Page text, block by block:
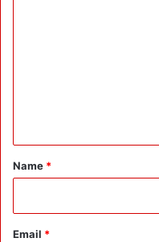
*
Name *
Email *